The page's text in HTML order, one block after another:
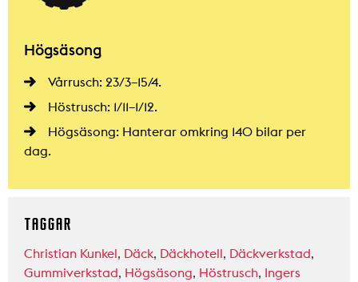
Högsäsong
Vårrusch: 23/3–15/4.
Höstrusch: 1/11–1/12.
Högsäsong: Hanterar omkring 140 bilar per
dag.
TAGGAR
Christian Kunkel, Däck, Däckhotell, Däckverkstad,
Gummiverkstad, Högsäsong, Höstrusch, Ingers